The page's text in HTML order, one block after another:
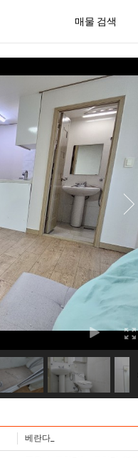
매물 검색
베란다_